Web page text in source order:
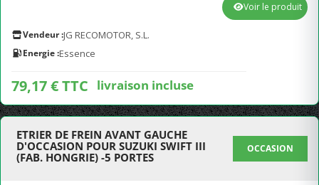
Vendeur :JG RECOMOTOR, S.L.
Energie :Essence
79,17 € TTC livraison incluse
Voir le produit
ETRIER DE FREIN AVANT GAUCHE
D'OCCASION POUR SUZUKI SWIFT III
(FAB. HONGRIE) -5 PORTES
OCCASION